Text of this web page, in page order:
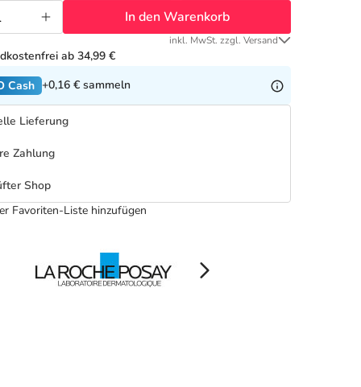
In den Warenkorb
inkl. MwSt. zzgl. Versand
ab 34,99 €
Cash +0,16 € sammeln
Lieferung
Zahlung
Shop
Favoriten-Liste hinzufügen